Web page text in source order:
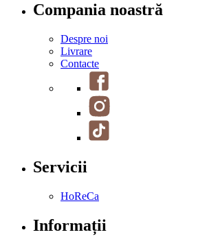
Compania noastră
Despre noi
Livrare
Contacte
Servicii
HoReCa
Informații